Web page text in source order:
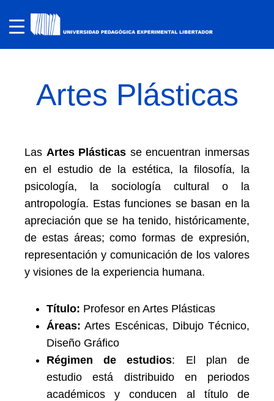
Artes Plásticas
Las Artes Plásticas se encuentran inmersas
en el estudio de la estética, la filosofía, la
psicología, la sociología cultural o la
antropología. Estas funciones se basan en la
apreciación que se ha tenido, históricamente,
de estas áreas; como formas de expresión,
representación y comunicación de los valores
y visiones de la experiencia humana.
Título: Profesor en Artes Plásticas
Áreas: Artes Escénicas, Dibujo Técnico,
Diseño Gráfico
Régimen de estudios: El plan de
estudio está distribuido en periodos
académicos y conducen al título de